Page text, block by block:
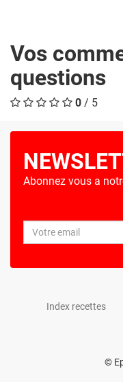
Vos
questions
0 / 5
Abonnez vous a
Index recettes
©